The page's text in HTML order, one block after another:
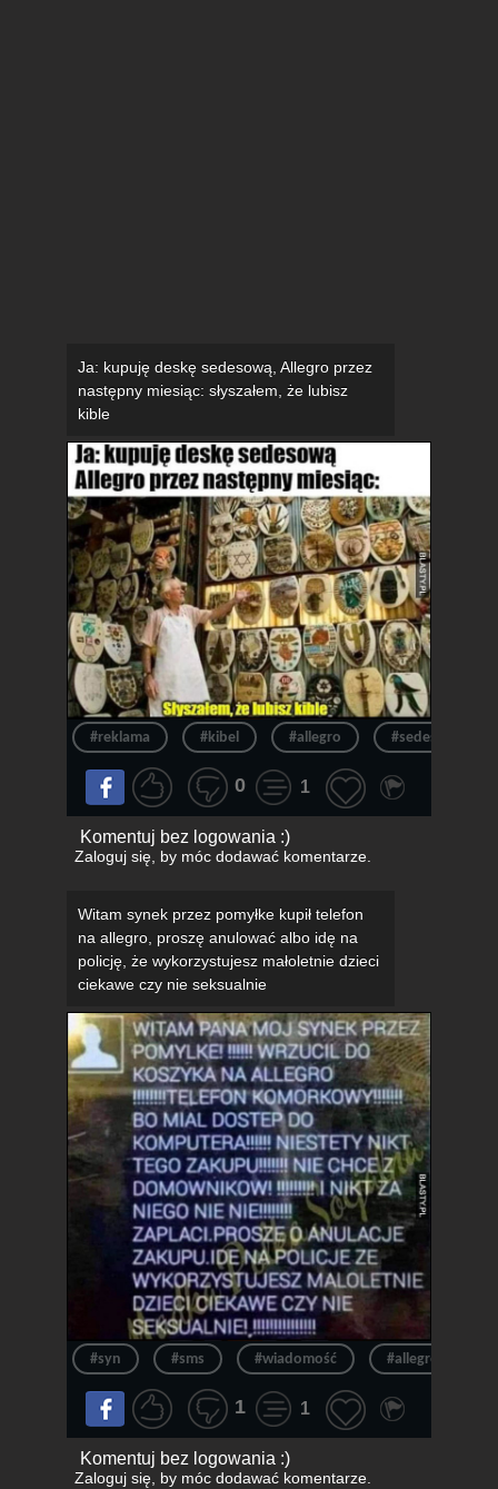
Ja: kupuję deskę sedesową, Allegro przez
następny miesiąc: słyszałem, że lubisz
kible
#reklama #kibel #allegro #sedes
0 1
Komentuj bez logowania :)
Zaloguj się, by móc dodawać komentarze.
Witam synek przez pomyłke kupił telefon
na allegro, proszę anulować albo idę na
policję, że wykorzystujesz małoletnie dzieci
ciekawe czy nie seksualnie
#syn #sms #wiadomość #allegro
1 1
Komentuj bez logowania :)
Zaloguj się, by móc dodawać komentarze.